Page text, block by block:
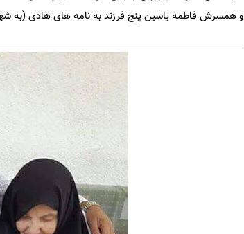
و همسرش فاطمه یاسین پنج فرزند به نامه های هادی (به